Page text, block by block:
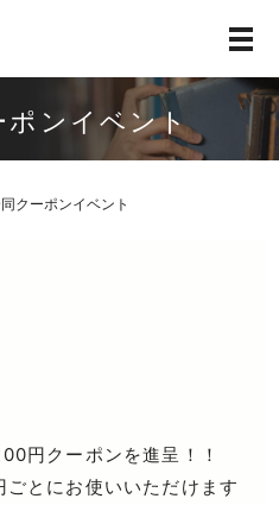
ポンイベント
クーポンイベント
円クーポンを進呈！！
とにお使いいただけます